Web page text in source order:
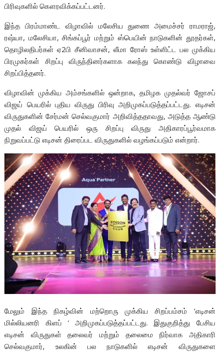
பிரிவுகளில் கௌரவிக்கப்பட்டனர்.
இந்த பிரம்மாண்ட விழாவில் மலேசிய துணை அமைச்சர் ராமராஜ்,
ரஷ்யா, மலேசியா, சிங்கப்பூர் மற்றும் ஸ்பெயின் நாடுகளின் தூதர்கள்,
தொழிலதிபர்கள் ஏ2பி சீனிவாசன், லீமா ரோஸ் உள்ளிட்ட பல முக்கிய
பிரமுகர்கள் சிறப்பு விருந்தினர்களாக கலந்து கொண்டு விழாவை
சிறப்பித்தனர்.
விழாவின் முக்கிய அம்சங்களில் ஒன்றாக, தமிழக முதல்வர் ஜோசப்
விஜய் பெயரில் புதிய விருது பிரிவு அறிமுகப்படுத்தப்பட்டது. எடிசன்
விருதுகளின் சேர்மன் செல்வகுமார் அறிவித்ததாவது, அடுத்த ஆண்டு
முதல் விஜய் பெயரில் ஒரு சிறப்பு விருது அதிகாரப்பூர்வமாக
நிறுவப்பட்டு எடிசன் திரைப்பட விருதுகளில் வழங்கப்படும் என்றார்.
மேலும் இந்த நிகழ்வின் மற்றொரு முக்கிய சிறப்பம்சம் ‘எடிசன்
மில்லியனரி கிளப் ‘ அறிமுகப்படுத்தப்பட்டது. இதுகுறித்து பேசிய
எடிசன் விருதுகள் தலைவர் மற்றும் தலைமை நிர்வாக அதிகாரி
செல்வகுமார், உலகின் பல நாடுகளில் எடிசன் விருதுகளை